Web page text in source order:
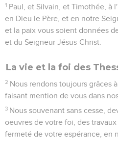
1 Paul, et Silvain, et Timothée, à
en Dieu le Père, et en notre
et la paix vous soient données
et du Seigneur Jésus-Christ.
La vie et la foi des
2 Nous rendons toujours grâces
faisant mention de vous dans
3 Nous souvenant sans cesse,
oeuvres de votre foi, des
fermeté de votre espérance, en